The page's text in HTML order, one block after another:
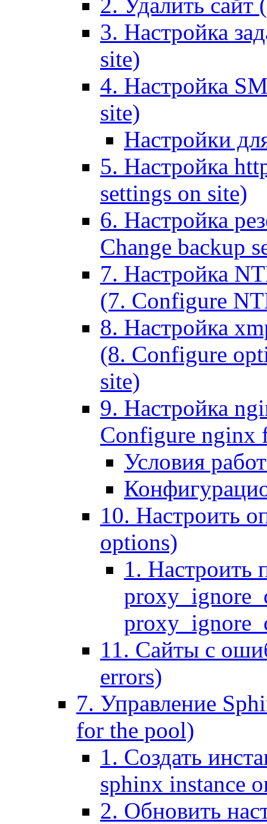
3. Настройка
site)
4. Настройка
site)
Настройки
5. Настройка
settings on site)
6. Настройка
Change backup
7. Настройка
(7. Configure
8. Настройка
(8. Configure
site)
9. Настройка
Configure nginx
Условия
10. Настроить
options)
1. Настроить
11. Сайты с
errors)
7. Управление
for the pool)
1. Создать
sphinx instance
2. Обновить